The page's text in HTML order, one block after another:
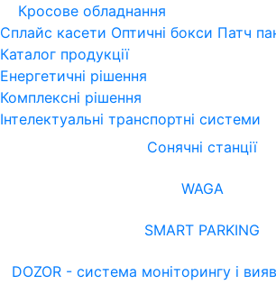
Кросове обладнання
Сплайс касети Оптичні бокси Патч
Каталог продукції
Енергетичні рішення
Комплексні рішення
Інтелектуальні транспортні системи
Сонячні станції
WAGA
SMART PARKING
DOZOR - система моніторингу і